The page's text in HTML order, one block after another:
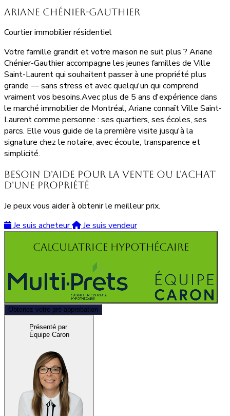
Ariane Chénier-Gauthier
Courtier immobilier résidentiel
Votre famille grandit et votre maison ne suit plus ? Ariane
Chénier-Gauthier accompagne les jeunes familles de Ville
Saint-Laurent qui souhaitent passer à une propriété plus
grande — sans stress et avec quelqu'un qui comprend
vraiment vos besoins.Avec plus de 5 ans d'expérience dans
le marché immobilier de Montréal, Ariane connaît Ville Saint-
Laurent comme personne : ses quartiers, ses écoles, ses
parcs. Elle vous guide de la première visite jusqu'à la
signature chez le notaire, avec écoute, transparence et
simplicité.
Besoin d'aide pour la vente ou l'achat
d'une propriété
Je peux vous aider à obtenir le meilleur prix.
Je suis acheteur
Je suis vendeur
Calculatrice hypothécaire
Obtenez votre pré-approbation
Présenté par
Équipe Caron